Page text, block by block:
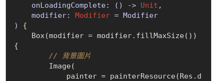
    onLoadingComplete: () ->
Unit ,
    modifier:
Modifier = Modifier
)
{
{
// 背景圖片